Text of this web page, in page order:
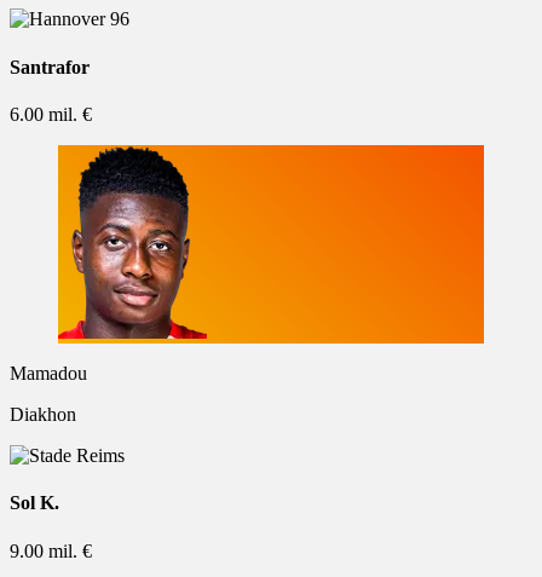
Santrafor
6.00 mil. €
Mamadou
Diakhon
Sol K.
9.00 mil. €